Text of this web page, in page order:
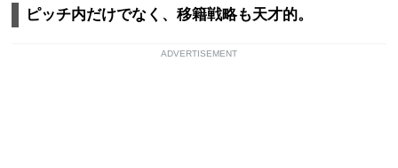
ピッチ内だけでなく、移籍戦略も天才的。
ADVERTISEMENT